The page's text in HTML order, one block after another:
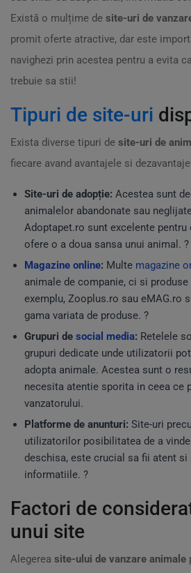
Există o mulțime de site-uri de
promit oferte atractive, dar este
navighezi prin acestea pentru a evita
trebuie sa stii!
Tipuri de site-uri
Exista diverse tipuri de site-uri de
fiecare avand avantajele si
Site-uri de adopție: Acestea sunt
animalelor abandonate sau
Adoptapet.ro sunt excelente
ofere o a doua sansa unui animal. ?
Magazine online: Multe magazine
animale de companie, ci si
exemplu, Zooplus.ro sau eMAG.ro
gama variata de produse. ?
Grupuri de social media: Retelele
grupuri dedicate unde utilizatorii
adopta animale. Acestea sunt o
necesita atentie sporita in ceea ce
vanzatorului.
Platforme de anunturi: Site-uri
utilizatorilor posibilitatea de a
deschisa, este crucial sa fii atent
informatiile. ?
Factori de
unui site
Alegerea site-ului de vanzare animale